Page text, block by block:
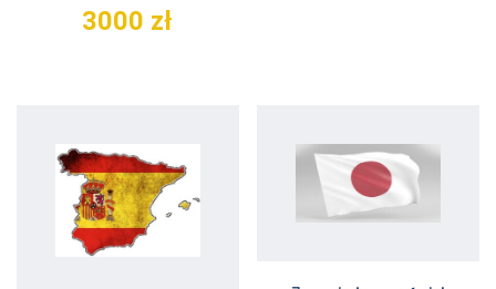
3000 zł